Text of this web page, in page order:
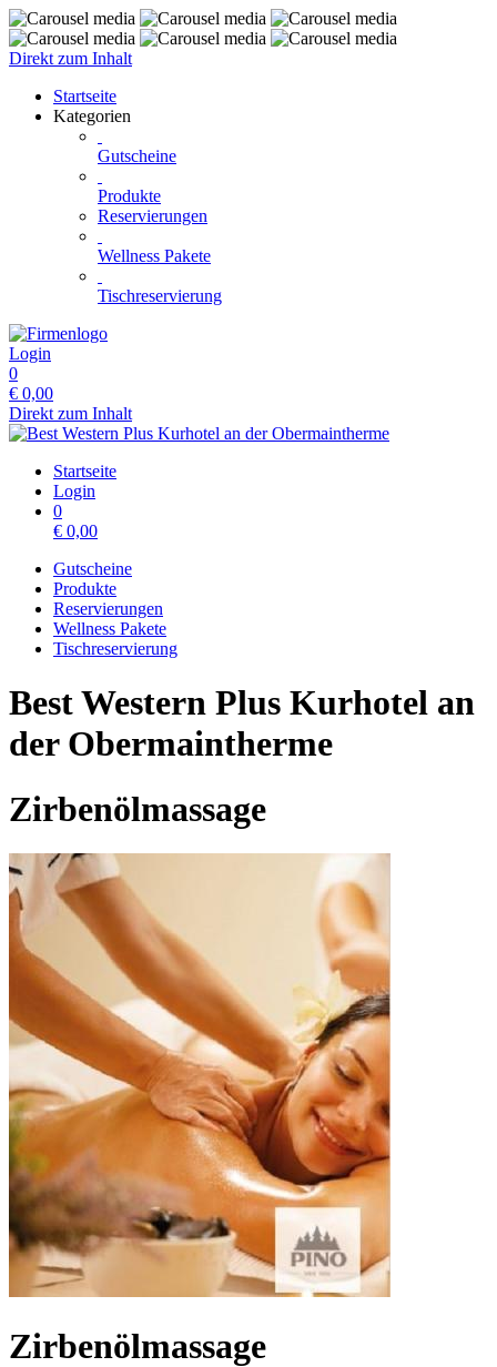
Direkt zum Inhalt
Startseite
Kategorien
Gutscheine
Produkte
Reservierungen
Wellness Pakete
Tischreservierung
Login
0
€ 0,00
Direkt zum Inhalt
Startseite
Login
0
€ 0,00
Gutscheine
Produkte
Reservierungen
Wellness Pakete
Tischreservierung
Best Western Plus Kurhotel an
der Obermaintherme
Zirbenölmassage
Zirbenölmassage